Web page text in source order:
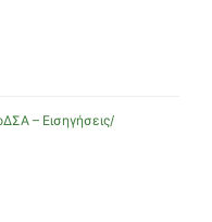
– Εισηγήσεις/